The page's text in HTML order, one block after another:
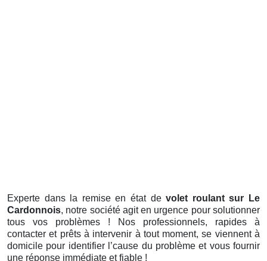
Experte dans la remise en état devolet roulant sur Le
Cardonnois, notre société agit en urgence pour solutionner
tous vos problèmes ! Nos professionnels, rapides à
contacter et prêts à intervenir à tout moment, se viennent à
domicile pour identifier l’cause du problème et vous fournir
une réponse immédiate et fiable !